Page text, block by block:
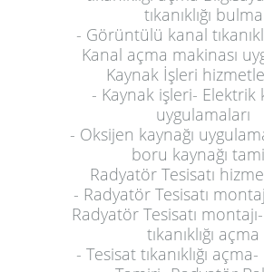
tıkanıklığı bulma
- Görüntülü kanal
Kanal açma makinası
Kaynak İşleri
- Kaynak işleri- Elektrik
uygulamaları
- Oksijen kaynağı
boru kaynağı
Radyatör Tesisatı
- Radyatör Tesisatı
Radyatör Tesisatı
tıkanıklığı açma
- Tesisat tıkanıklığı